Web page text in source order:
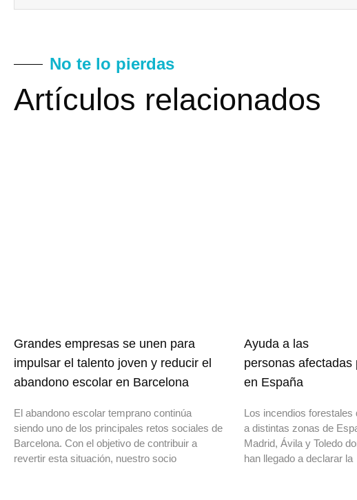
No te lo pierdas
Artículos relacionados
Grandes empresas se unen para
impulsar el talento joven y reducir el
abandono escolar en Barcelona
El abandono escolar temprano continúa
siendo uno de los principales retos sociales de
Barcelona. Con el objetivo de contribuir a
revertir esta situación, nuestro socio
Ayuda a las
personas afectadas
en España
Los incendios forestales
a distintas zonas de
Madrid, Ávila y Toledo
han llegado a declarar la